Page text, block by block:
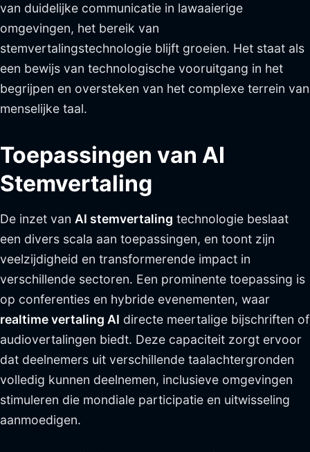
van duidelijke communicatie in lawaaierige
omgevingen, het bereik van
stemvertalingstechnologie blijft groeien. Het staat als
een bewijs van technologische vooruitgang in het
begrijpen en oversteken van het complexe terrein van
menselijke taal.
Toepassingen van AI
Stemvertaling
De inzet van AI stemvertaling technologie beslaat
een divers scala aan toepassingen, en toont zijn
veelzijdigheid en transformerende impact in
verschillende sectoren. Een prominente toepassing is
op conferenties en hybride evenementen, waar
realtime vertaling AI directe meertalige bijschriften of
audiovertalingen biedt. Deze capaciteit zorgt ervoor
dat deelnemers uit verschillende taalachtergronden
volledig kunnen deelnemen, inclusieve omgevingen
stimuleren die mondiale participatie en uitwisseling
aanmoedigen.